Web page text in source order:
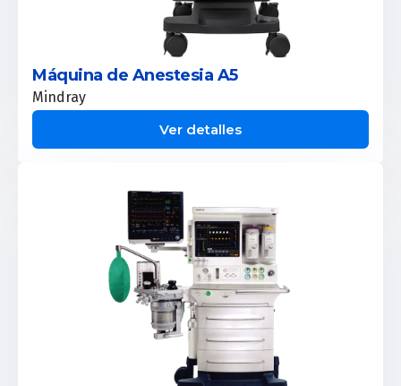
Máquina de Anestesia A5
Mindray
Ver detalles